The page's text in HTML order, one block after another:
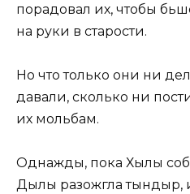
порадовал их, чтобы
на руки в старости.
Но что только они ни
давали, сколько ни
их мольбам.
Однажды, пока Хылы
Дылы разожгла тындыр,